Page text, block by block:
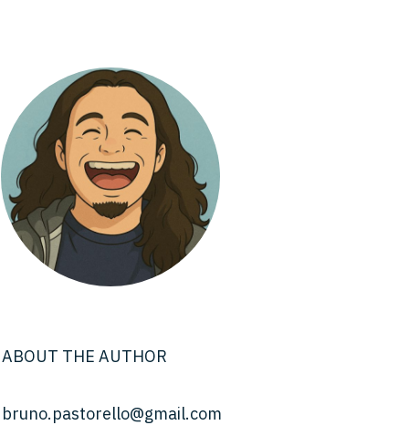
ABOUT THE AUTHOR
bruno.pastorello@gmail.com